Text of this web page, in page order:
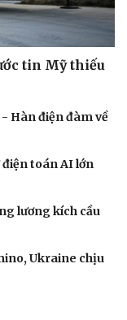
tin Mỹ thiếu
Hàn điện đàm về
điện toán AI lớn
lương kích cầu
Ukraine chịu